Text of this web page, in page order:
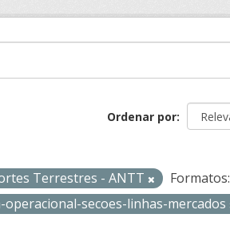
Ordenar por
Terrestres - ANTT Formatos:
operacional-secoes-linhas-mercados